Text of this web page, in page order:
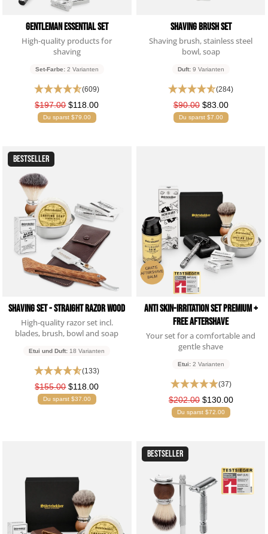
Gentleman Essential Set
High-quality products for
shaving
Set-Farbe: 2 Varianten
(609)
$197.00$118.00
Du sparst $79.00
Shaving Brush Set
Shaving brush, stainless steel
bowl, soap
Duft: 9 Varianten
(284)
$90.00$83.00
Du sparst $7.00
BESTSELLER
Shaving Set - Straight Razor Wood
High-quality razor set incl.
blades, brush, bowl and soap
Etui und Duft:18 Varianten
(133)
$155.00$118.00
Du sparst $37.00
Anti Skin-Irritation Set Premium +
Free Aftershave
Your set for a comfortable and
gentle shave
Etui: 2 Varianten
(37)
$202.00$130.00
Du sparst $72.00
BESTSELLER